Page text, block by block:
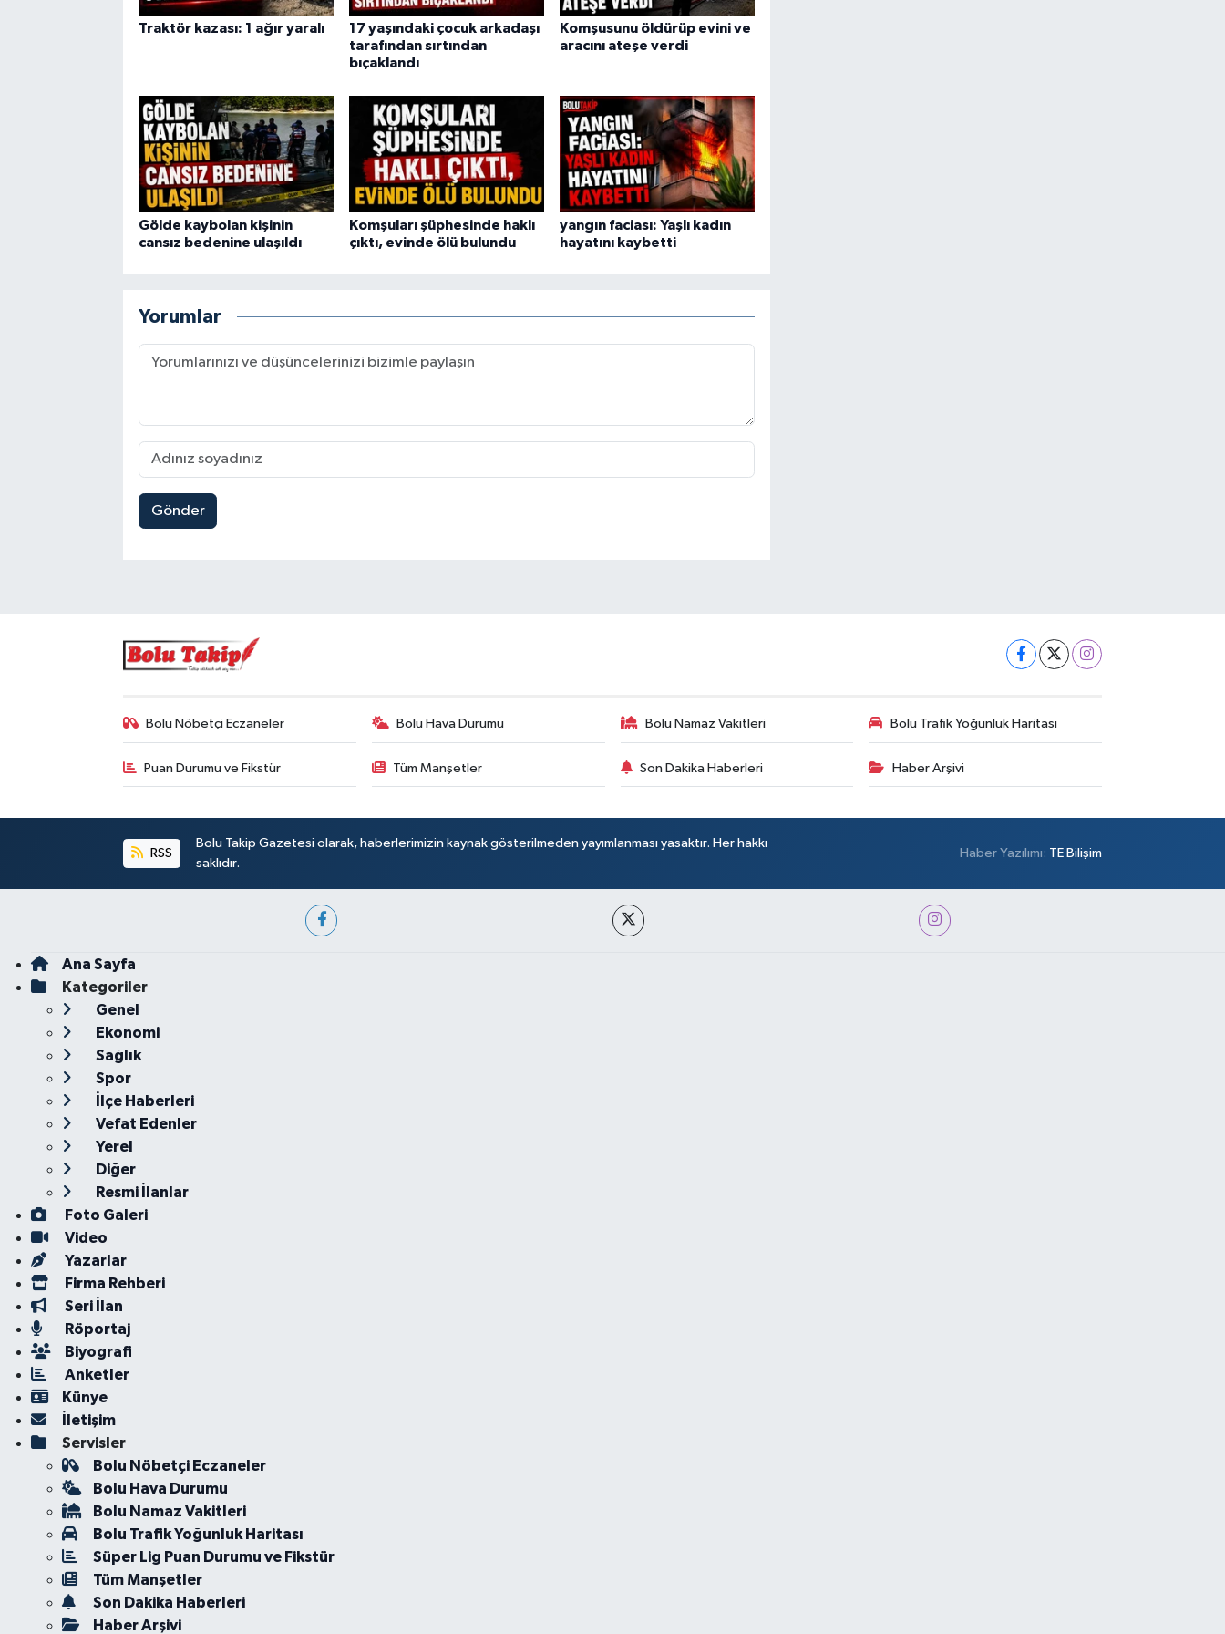
Traktör kazası: 1 ağır yaralı
17 yaşındaki çocuk arkadaşı
tarafından sırtından
bıçaklandı
Komşusunu öldürüp evini ve
aracını ateşe verdi
Gölde kaybolan kişinin
cansız bedenine ulaşıldı
Komşuları şüphesinde haklı
çıktı, evinde ölü bulundu
yangın faciası: Yaşlı kadın
hayatını kaybetti
Yorumlar
Gönder
Bolu Nöbetçi Eczaneler Bolu Hava Durumu Bolu Namaz Vakitleri Bolu Trafik Yoğunluk Haritası
Puan Durumu ve Fikstür Tüm Manşetler Son Dakika Haberleri Haber Arşivi
RSS
Bolu Takip Gazetesi olarak, haberlerimizin kaynak gösterilmeden yayımlanması yasaktır. Her hakkı
saklıdır.
Haber Yazılımı: TE Bilişim
Ana Sayfa
Kategoriler
Genel
Ekonomi
Sağlık
Spor
İlçe Haberleri
Vefat Edenler
Yerel
Diğer
Resmi İlanlar
Foto Galeri
Video
Yazarlar
Firma Rehberi
Seri İlan
Röportaj
Biyografi
Anketler
Künye
İletişim
Servisler
Bolu Nöbetçi Eczaneler
Bolu Hava Durumu
Bolu Namaz Vakitleri
Bolu Trafik Yoğunluk Haritası
Süper Lig Puan Durumu ve Fikstür
Tüm Manşetler
Son Dakika Haberleri
Haber Arşivi